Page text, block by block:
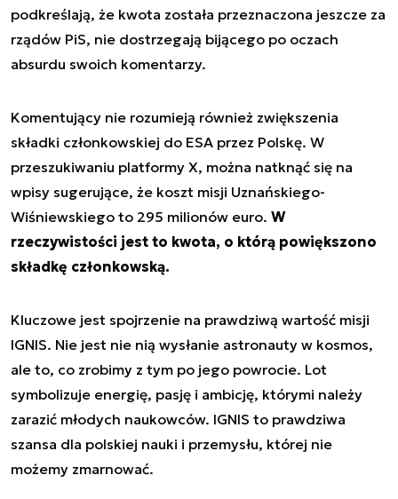
podkreślają, że kwota została przeznaczona jeszcze za
rządów PiS, nie dostrzegają bijącego po oczach
absurdu swoich komentarzy.
Komentujący nie rozumieją również zwiększenia
składki członkowskiej do ESA przez Polskę. W
przeszukiwaniu platformy X, można natknąć się na
wpisy sugerujące, że koszt misji Uznańskiego-
Wiśniewskiego to 295 milionów euro. W
rzeczywistości jest to kwota, o którą powiększono
składkę członkowską.
Kluczowe jest spojrzenie na prawdziwą wartość misji
IGNIS. Nie jest nie nią wysłanie astronauty w kosmos,
ale to, co zrobimy z tym po jego powrocie. Lot
symbolizuje energię, pasję i ambicję, którymi należy
zarazić młodych naukowców. IGNIS to prawdziwa
szansa dla polskiej nauki i przemysłu, której nie
możemy zmarnować.